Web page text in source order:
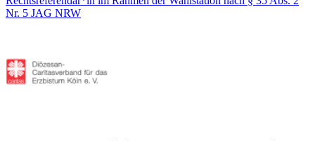
Nr. 5 JAG NRW